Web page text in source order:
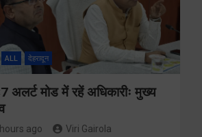
ALL देहरादून
अलर्ट मोड में रहें अधिकारीः मुख्य
ago Viri Gairola